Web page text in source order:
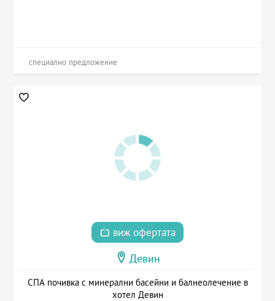
специално предложение
виж офертата
Девин
СПА почивка с минерални басейни и балнеолечение в
хотел Девин